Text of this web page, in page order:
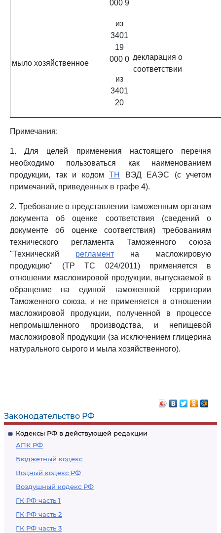
Законодательство РФ
Кодексы РФ в действующей редакции
АПК РФ
Бюджетный кодекс
Водный кодекс РФ
Воздушный кодекс РФ
ГК РФ часть 1
ГК РФ часть 2
ГК РФ часть 3
000 9
мыло хозяйственное
из
3401
19
000 0
из
3401
20
декларация о
соответствии
Примечания:
1. Для целей применения настоящего перечня
необходимо пользоваться как наименованием
продукции, так и кодом ТН
ВЭД ЕАЭС (с учетом
примечаний, приведенных в графе 4).
2. Требование о представлении таможенным органам
документа об оценке соответствия (сведений о
документе об оценке соответствия) требованиям
технического регламента Таможенного союза
"Технический регламент на масложировую
продукцию" (ТР ТС 024/2011) применяется в
отношении масложировой продукции, выпускаемой в
обращение на единой таможенной территории
Таможенного союза, и не применяется в отношении
масложировой продукции, полученной в процессе
непромышленного производства, и непищевой
масложировой продукции (за исключением глицерина
натурального сырого и мыла хозяйственного).